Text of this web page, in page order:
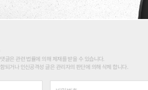
글은 관련 법률에 의해 제재를 받을 수 있습니다.
되거나 인신공격성 글은 관리자의 판단에 의해 삭제 합니다.